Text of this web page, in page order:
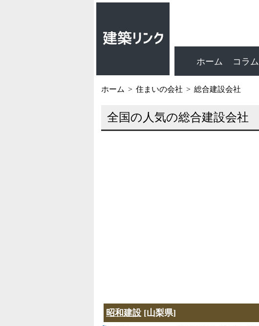
ホーム コラム
ホーム 住まいの会社 総合建設会社
全国の人気の総合建設会社
昭和建設 [山梨県]